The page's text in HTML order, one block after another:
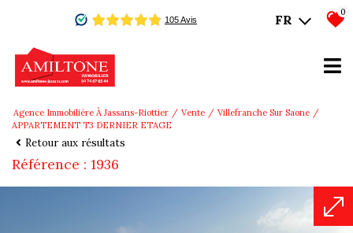
FR
0
Agence Immobilière À Jassans-Riottier Vente
Villefranche Sur Saone
APPARTEMENT T3 DERNIER ETAGE
Retour aux résultats
Référence : 1936